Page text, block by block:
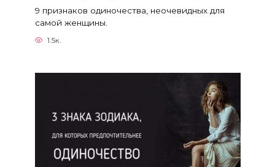
9 признаков одиночества, неочевидных для
самой женщины.
1.5к.